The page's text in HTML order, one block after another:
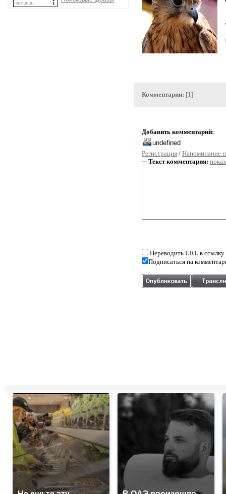
Комментарии: [1]
Добавить комментарий:
Регистрация / Напоминание
Текст комментария:
Переводить URL в ссылку
Подписаться на